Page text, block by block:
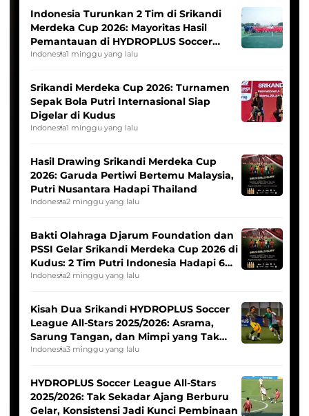
Indonesia Turunkan 2 Tim di Srikandi
Merdeka Cup 2026: Mayoritas Hasil
Pemantauan di HYDROPLUS Soccer
League
Indonesia1 minggu yang lalu
Srikandi Merdeka Cup 2026: Turnamen
Sepak Bola Putri Internasional Siap
Digelar di Kudus
Indonesia1 minggu yang lalu
Hasil Drawing Srikandi Merdeka Cup
2026: Garuda Pertiwi Bertemu Malaysia,
Putri Nusantara Hadapi Thailand
Indonesia2 minggu yang lalu
Bakti Olahraga Djarum Foundation dan
PSSI Gelar Srikandi Merdeka Cup 2026 di
Kudus: 2 Tim Putri Indonesia Hadapi 6
Tim Asia
Indonesia2 minggu yang lalu
Kisah Dua Srikandi HYDROPLUS Soccer
League All-Stars 2025/2026: Asrama,
Sarung Tangan, dan Mimpi yang Tak
Pernah Padam
Indonesia3 minggu yang lalu
HYDROPLUS Soccer League All-Stars
2025/2026: Tak Sekadar Ajang Berburu
Gelar, Konsistensi Jadi Kunci Pembinaan